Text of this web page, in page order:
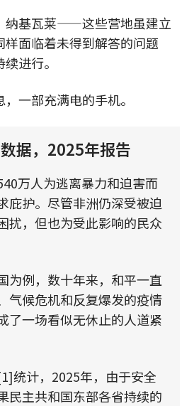
纳基瓦莱——这些营地虽建立
面临着未得到解答的问题
进行。
一部充满电的手机。
据，2025年报告
万人为逃离暴力和迫害而
庇护。尽管非洲仍深受被迫
扰，但也为受此影响的民众
为例，数十年来，和平一直
气候危机和反复爆发的疫情
了一场看似无休止的人道紧
统计，2025年，由于安全
民主共和国东部各省持续的